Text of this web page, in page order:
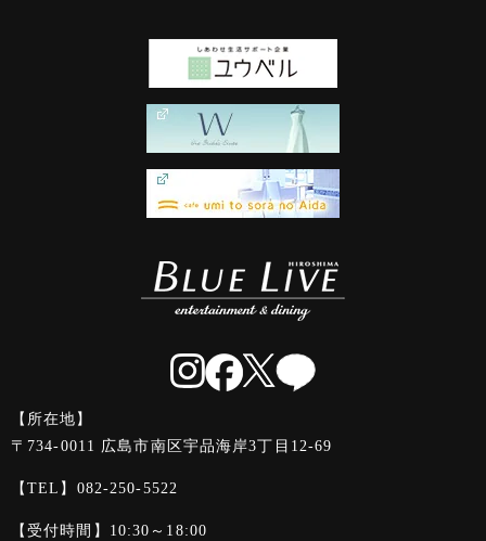
【所在地】
〒734-0011 広島市南区宇品海岸3丁目12-69
【TEL】 082-250-5522
【受付時間】10:30～18:00